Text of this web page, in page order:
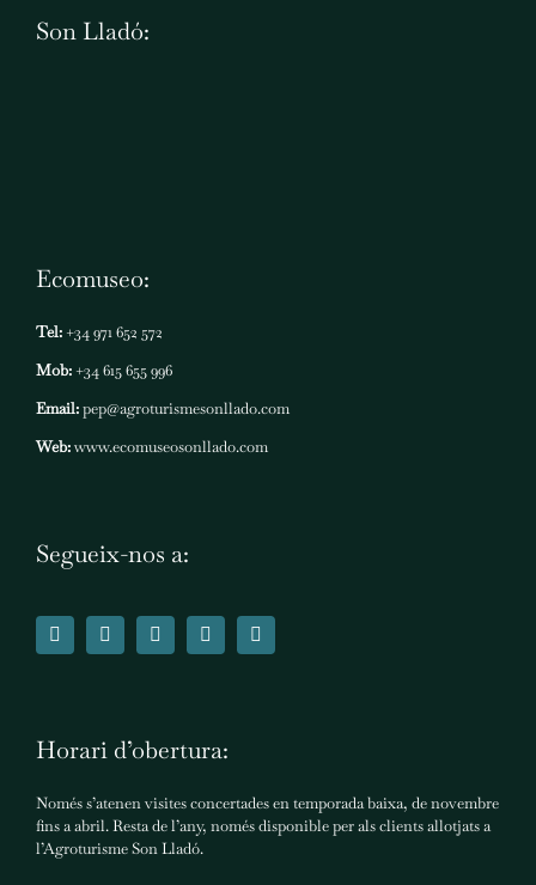
Son Lladó:
Ecomuseo:
Tel:+34 971 652 572
Mob:+34 615 655 996
Email:pep@agroturismesonllado.com
Web:www.ecomuseosonllado.com
Segueix-nos a:
Horari d’obertura:
Només s’atenen visites concertades en temporada baixa, de novembre
fins a abril. Resta de l’any, només disponible per als clients allotjats a
l’Agroturisme Son Lladó.